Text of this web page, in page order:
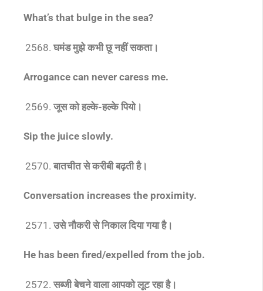
What’s that bulge in the sea?
घमंड मुझे कभी छू नहीं सकता।
Arrogance can never caress me.
जूस को हल्के-हल्के पियो।
Sip the juice slowly.
बातचीत से करीबी बढ़ती है।
Conversation increases the proximity.
उसे नौकरी से निकाल दिया गया है।
He has been fired/expelled from the job.
सब्जी बेचने वाला आपको लूट रहा है।